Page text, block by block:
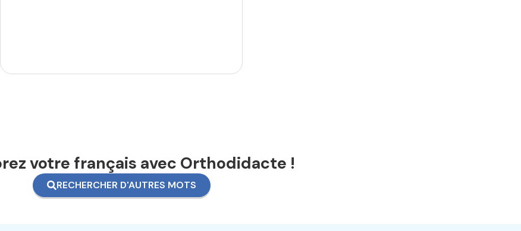
votre français avec Orthodidacte !
RECHERCHER D'AUTRES MOTS